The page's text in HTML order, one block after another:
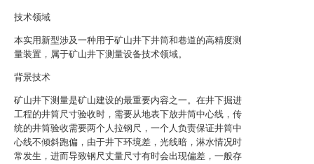
技术领域
本实用新型涉及一种用于矿山井下井筒和巷道的高精度测
量装置，属于矿山井下测量设备技术领域。
背景技术
矿山井下测量是矿山建设的最重要内容之一。在井下掘进
工程的井筒尺寸验收时，需要从地表下放井筒中心线，传
统的井筒验收需要两个人拉钢尺，一个人负责保证井筒中
心线不倾斜跑偏，由于井下环境差，光线暗，淋水情况时
常发生，进而导致钢尺丈量尺寸有时会出现偏差，一般存